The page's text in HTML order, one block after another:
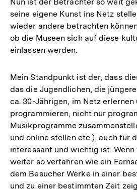
seine eigene Kunst ins Netz
wieder andere betrachten
ob die Museen sich auf diese
einlassen werden.
Mein Standpunkt ist der, dass
das die Jugendlichen, die
ca. 30-Jährigen, im Netz erlernen
programmieren, nicht nur
Musikprogramme
und online stellen etc.), auch für
interessant und wichtig ist. Wenn
weiter so verfahren wie ein
dem Besucher Werke in einer
und zu einer bestimmten Zeit